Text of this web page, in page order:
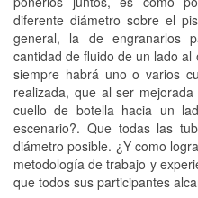
diferente diámetro sobre el
general, la de engranarlos
cantidad de fluido de un lado
siempre habrá uno o varios
realizada, que al ser
cuello de botella hacia un
escenario?. Que todas las
diámetro posible. ¿Y como
metodología de trabajo y
que todos sus participantes